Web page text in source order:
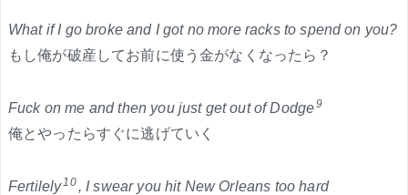
What if I go broke and I got no more racks to spend on you?
もし俺が破産してお前に使う金がなくなったら？
Fuck on me and then you just get out of Dodge9
俺とやったらすぐに逃げていく
Fertilely10 , I swear you hit New Orleans too hard